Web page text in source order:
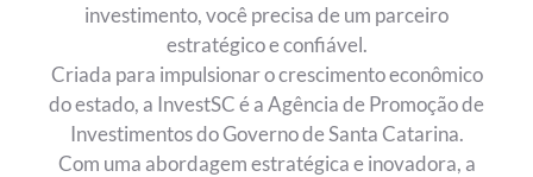
investimento, você precisa de um parceiro
estratégico e confiável.
Criada para impulsionar o crescimento econômico
do estado, a InvestSC é a Agência de Promoção de
Investimentos do Governo de Santa Catarina.
Com uma abordagem estratégica e inovadora, a